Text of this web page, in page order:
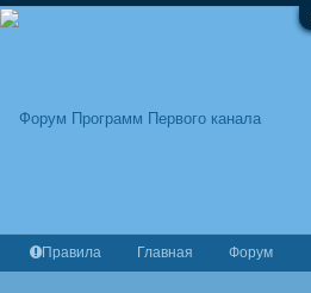
Правила Главная Форум